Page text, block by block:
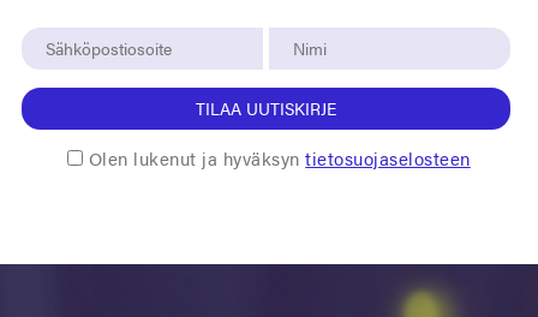
TILAA UUTISKIRJE
Olen lukenut ja hyväksyntietosuojaselosteen